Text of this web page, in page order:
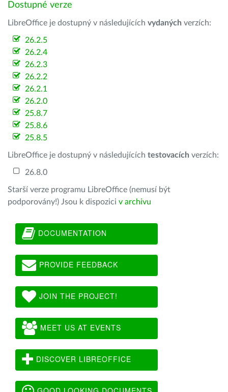
Dostupné verze
LibreOffice je dostupný v následujících vydaných verzích:
26.2.5
26.2.4
26.2.3
26.2.2
26.2.1
26.2.0
25.8.7
25.8.6
25.8.5
LibreOffice je dostupný v následujících testovacích verzích:
26.8.0
Starší verze programu LibreOffice (nemusí být
podporovány!) Jsou k dispozici v archivu
DOCUMENTATION
PROVIDE FEEDBACK
JOIN THE PROJECT!
MEET US AT EVENTS
DISCOVER LIBREOFFICE